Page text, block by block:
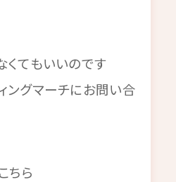
くてもいいのです
ングマーチにお問い合
ちら